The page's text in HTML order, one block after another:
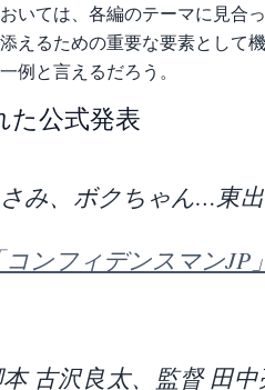
いては、各編のテーマに見合
えるための重要な要素として
例と言えるだろう。
た公式発表
み、ボクちゃん…東
ンフィデンスマンJP
古沢良太、監督 田